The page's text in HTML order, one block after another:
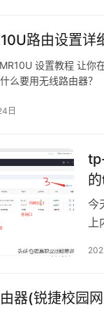
路由设置详
设置教程 让你
么要用无线路由器？
日
今
上
器(锐捷校园